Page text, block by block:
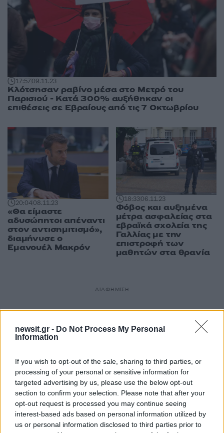
newsit.gr - Do Not Process My Personal
Information
If you wish to opt-out of the sale, sharing to third parties, or
processing of your personal or sensitive information for
targeted advertising by us, please use the below opt-out
section to confirm your selection. Please note that after your
opt-out request is processed you may continue seeing
interest-based ads based on personal information utilized by
us or personal information disclosed to third parties prior to
17:5709.11.23
Κλότσησαν ραβίνο μέσα στο Μετρό του
Παρισιού - Κατά 300% αυξήθηκαν οι
επιθέσεις σε Εβραίους από τις 7 Οκτωβρίου
20:0408.11.23
«Θα είμαστε
αδυσώπητοι απέναντι
στον αντισημιτισμό»,
διαμήνυσε ο
Εμανουέλ Μακρόν
18:3306.11.23
Φόβος και αυξημένα
μέτρα ασφαλείας στα
εβραϊκά σχολεία της
Γαλλίας με την
επιστροφή των
μαθητών στα θρανία
ΔΙΑΦΗΜΙΣΗ